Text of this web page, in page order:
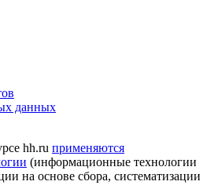
данных
hh.ru применяются
(информационные технологии
на основе сбора, систематизации